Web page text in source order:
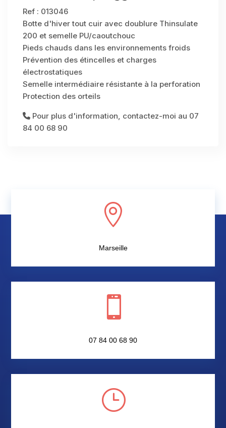
Ref : 013046
Botte d'hiver tout cuir avec doublure Thinsulate
200 et semelle PU/caoutchouc
Pieds chauds dans les environnements froids
Prévention des étincelles et charges
électrostatiques
Semelle intermédiaire résistante à la perforation
Protection des orteils
Pour plus d'information, contactez-moi au 07
84 00 68 90

Marseille

07 84 00 68 90
}